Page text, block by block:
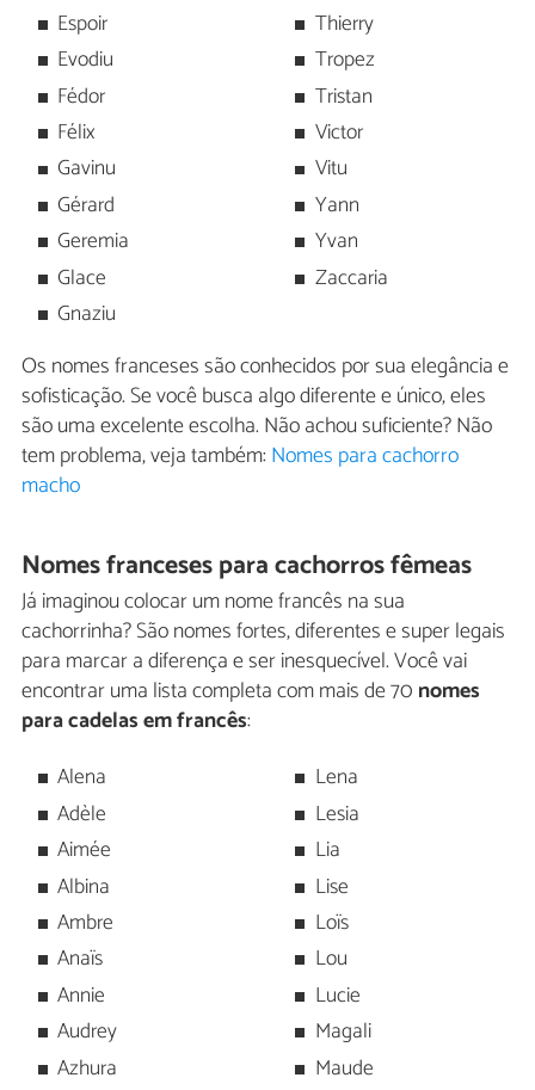
Espoir
Evodiu
Fédor
Félix
Gavinu
Gérard
Geremia
Glace
Gnaziu
Thierry
Tropez
Tristan
Victor
Vitu
Yann
Yvan
Zaccaria
Os nomes franceses são conhecidos por sua elegância e
sofisticação. Se você busca algo diferente e único, eles
são uma excelente escolha. Não achou suficiente? Não
tem problema, veja também:Nomes para cachorro
macho
Nomes franceses para cachorros fêmeas
Já imaginou colocar um nome francês na sua
cachorrinha? São nomes fortes, diferentes e super legais
para marcar a diferença e ser inesquecível. Você vai
encontrar uma lista completa com mais de 70 nomes
para cadelas em francês:
Alena
Adèle
Aimée
Albina
Ambre
Anaïs
Annie
Audrey
Azhura
Lena
Lesia
Lia
Lise
Loïs
Lou
Lucie
Magali
Maude